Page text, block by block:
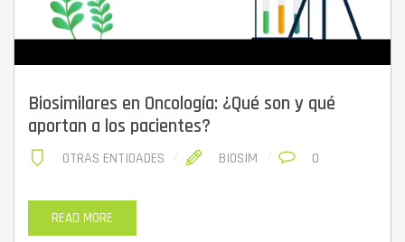
Biosimilares en Oncología: ¿Qué son y qué
aportan a los pacientes?
OTRAS ENTIDADES BIOSIM 0
READ MORE